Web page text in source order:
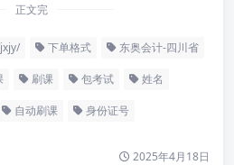
正文完
下单格式 东奥会计-四川省
刷课 包考试 姓名
自动刷课 身份证号
2025年4月18日